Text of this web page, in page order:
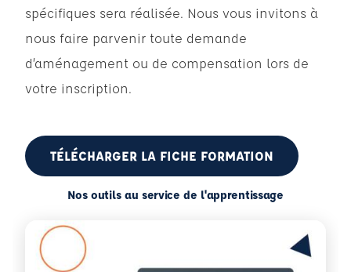
spécifiques sera réalisée. Nous vous invitons à
nous faire parvenir toute demande
d’aménagement ou de compensation lors de
votre inscription.
TÉLÉCHARGER LA FICHE FORMATION
Nos outils au service de l'apprentissage